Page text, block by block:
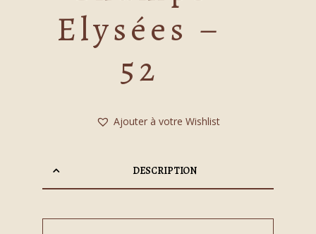
Elysées –
52
Ajouter à votre Wishlist
DESCRIPTION